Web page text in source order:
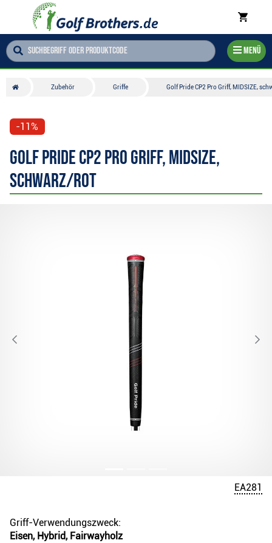
Menü
Zubehör Griffe Golf Pride CP2 Pro Griff, MIDSIZE,
-11%
Golf Pride CP2 Pro Griff, MIDSIZE,
schwarz/rot
EA281
Griff-Verwendungszweck:
Eisen, Hybrid, Fairwayholz